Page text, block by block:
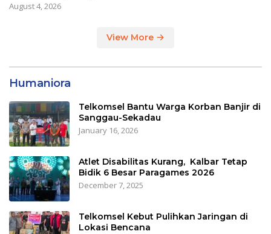
August 4, 2026
View More
Humaniora
Telkomsel Bantu Warga Korban Banjir di
Sanggau-Sekadau
January 16, 2026
Atlet Disabilitas Kurang, Kalbar Tetap
Bidik 6 Besar Paragames 2026
December 7, 2025
Telkomsel Kebut Pulihkan Jaringan di
Lokasi Bencana